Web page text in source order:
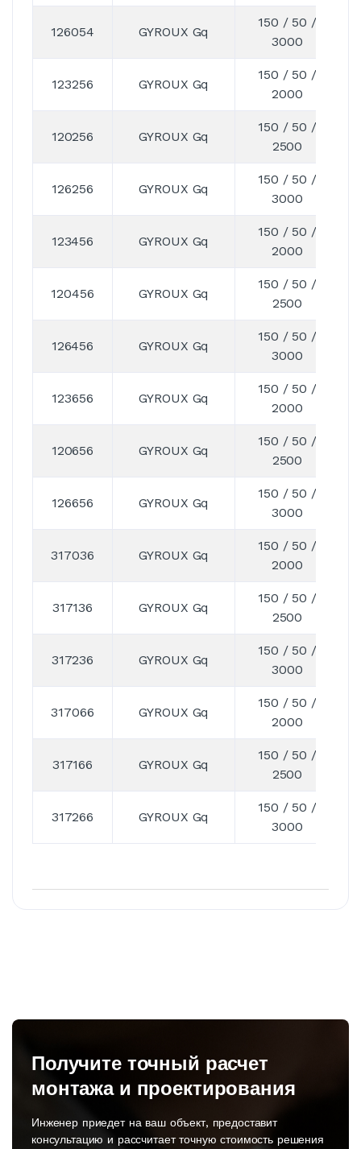
126054 GYROUX Gq
150 / 50 /
3000
123256 GYROUX Gq
150 / 50 /
2000
120256 GYROUX Gq
150 / 50 /
2500
126256 GYROUX Gq
150 / 50 /
3000
123456 GYROUX Gq
150 / 50 /
2000
120456 GYROUX Gq
150 / 50 /
2500
126456 GYROUX Gq
150 / 50 /
3000
123656 GYROUX Gq
150 / 50 /
2000
120656 GYROUX Gq
150 / 50 /
2500
126656 GYROUX Gq
150 / 50 /
3000
317036 GYROUX Gq
150 / 50 /
2000
317136 GYROUX Gq
150 / 50 /
2500
317236 GYROUX Gq
150 / 50 /
3000
317066 GYROUX Gq
150 / 50 /
2000
317166 GYROUX Gq
150 / 50 /
2500
317266 GYROUX Gq
150 / 50 /
3000
Получите точный расчет
монтажа и проектирования
Инженер приедет на ваш объект, предоставит
консультацию и рассчитает точную стоимость решения